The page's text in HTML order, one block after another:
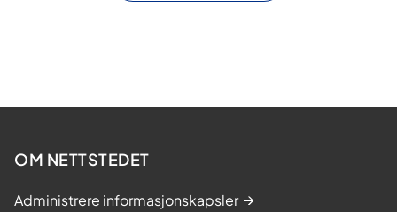
OM NETTSTEDET
Administrere informasjonskapsler